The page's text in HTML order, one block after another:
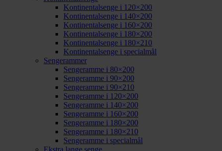
Kontinentalsenge i 120×200
Kontinentalsenge i 140×200
Kontinentalsenge i 160×200
Kontinentalsenge i 180×200
Kontinentalsenge i 180×210
Kontinentalsenge i specialmål
Sengerammer
Sengeramme i 80×200
Sengeramme i 90×200
Sengeramme i 90×210
Sengeramme i 120×200
Sengeramme i 140×200
Sengeramme i 160×200
Sengeramme i 180×200
Sengeramme i 180×210
Sengeramme i specialmål